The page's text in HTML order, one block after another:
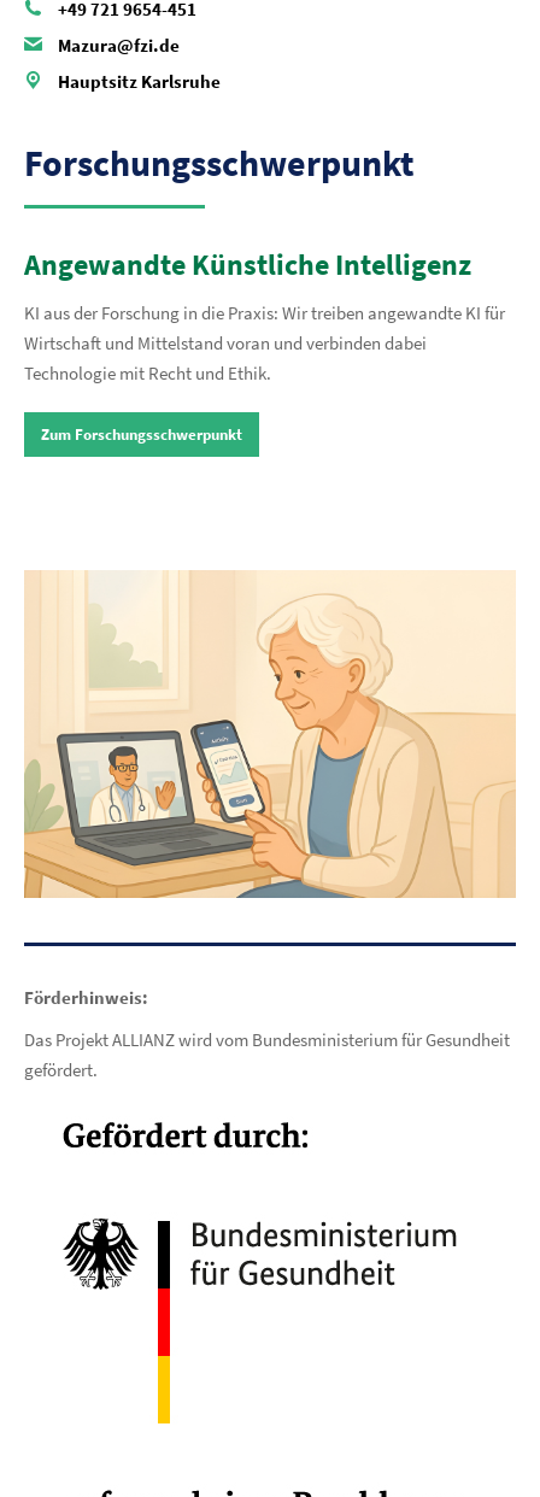
+49 721 9654-451
Mazura@fzi.de
Hauptsitz Karlsruhe
Forschungsschwerpunkt
Angewandte Künstliche Intelligenz
KI aus der Forschung in die Praxis: Wir treiben angewandte KI für
Wirtschaft und Mittelstand voran und verbinden dabei
Technologie mit Recht und Ethik.
Zum Forschungsschwerpunkt
Förderhinweis:
Das Projekt ALLIANZ wird vom Bundesministerium für Gesundheit
gefördert.